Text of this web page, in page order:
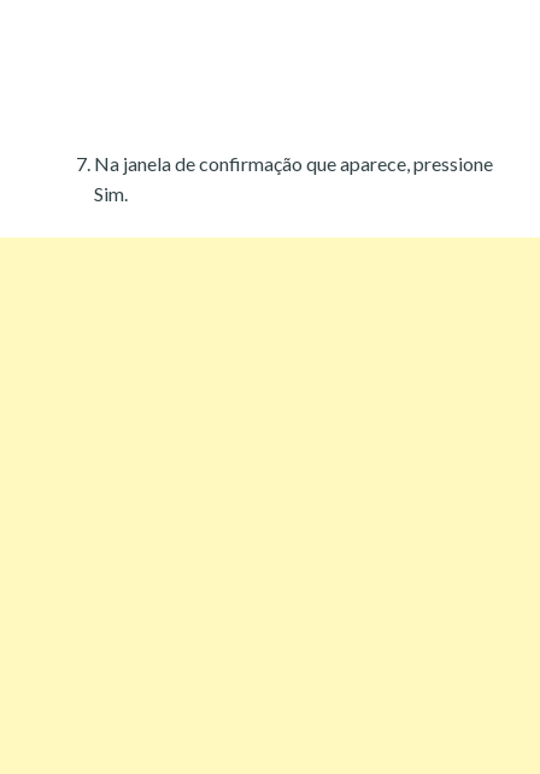
Na janela de confirmação que aparece, pressione
Sim.